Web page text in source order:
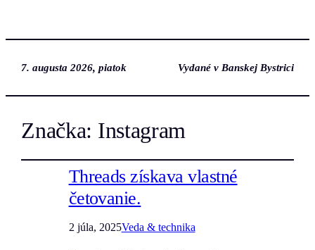
7. augusta 2026, piatok Vydané v Banskej Bystrici
Značka: Instagram
Threads získava vlastné
četovanie.
2 júla, 2025Veda & technika